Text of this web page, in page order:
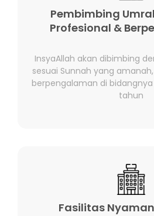
Pembimbing
Profesional &
InsyaAllah akan dibimbing
sesuai Sunnah yang
berpengalaman di
tahun
Fasilitas